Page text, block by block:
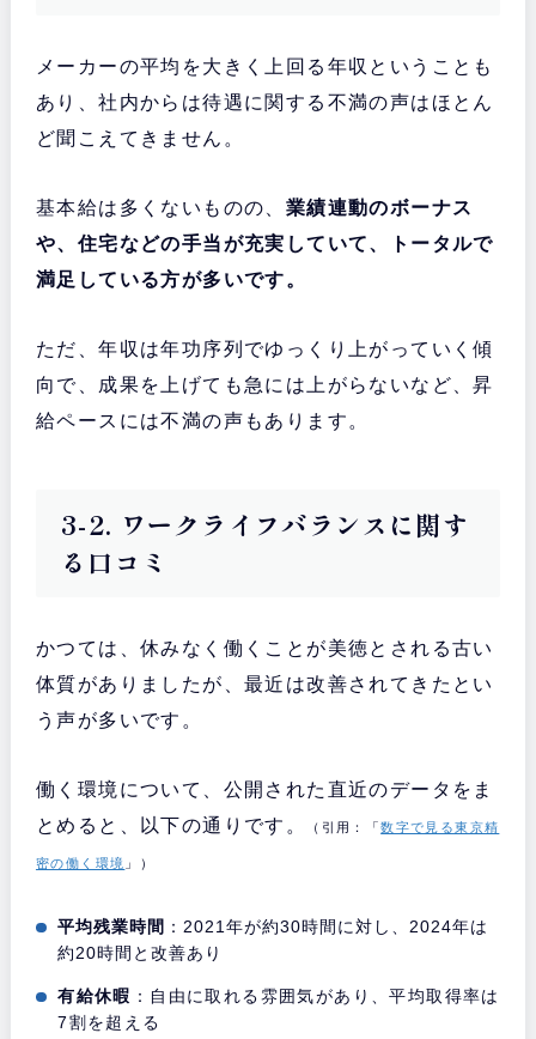
メーカーの平均を大きく上回る年収ということも
あり、社内からは待遇に関する不満の声はほとん
ど聞こえてきません。
基本給は多くないものの、 業績連動のボーナス
や、住宅などの手当が充実していて、トータルで
満足している方が多いです。
ただ、年収は年功序列でゆっくり上がっていく傾
向で、成果を上げても急には上がらないなど、昇
給ペースには不満の声もあります。
3-2. ワークライフバランスに関す
る口コミ
かつては、休みなく働くことが美徳とされる古い
体質がありましたが、最近は改善されてきたとい
う声が多いです。
働く環境について、公開された直近のデータをま
とめると、以下の通りです。
（引用：「数字で見る東京精
密の働く環境 」）
平均残業時間 ：2021年が約30時間に対し、2024年は
約20時間と改善あり
有給休暇 ：自由に取れる雰囲気があり、平均取得率は
7割を超える